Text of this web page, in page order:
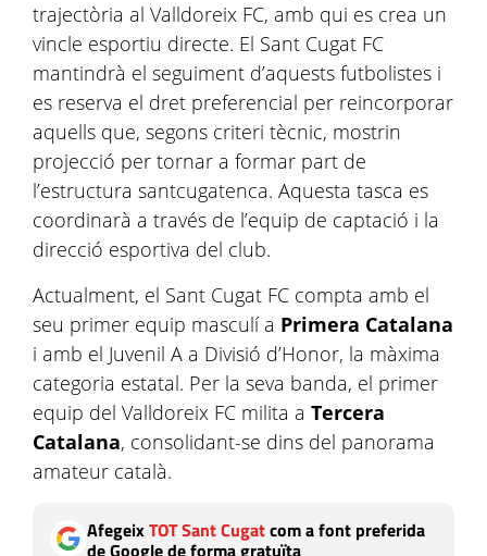
trajectòria al Valldoreix FC, amb qui es crea un
vincle esportiu directe. El Sant Cugat FC
mantindrà el seguiment d’aquests futbolistes i
es reserva el dret preferencial per reincorporar
aquells que, segons criteri tècnic, mostrin
projecció per tornar a formar part de
l’estructura santcugatenca. Aquesta tasca es
coordinarà a través de l’equip de captació i la
direcció esportiva del club.
Actualment, el Sant Cugat FC compta amb el
seu primer equip masculí a Primera Catalana
i amb el Juvenil A a Divisió d’Honor, la màxima
categoria estatal. Per la seva banda, el primer
equip del Valldoreix FC milita a Tercera
Catalana, consolidant-se dins del panorama
amateur català.
AfegeixTOT Sant Cugatcom a font preferida
de Google de forma gratuïta